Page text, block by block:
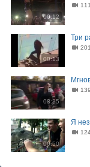
00:12
00:13
Три
08:35
00:50
Я